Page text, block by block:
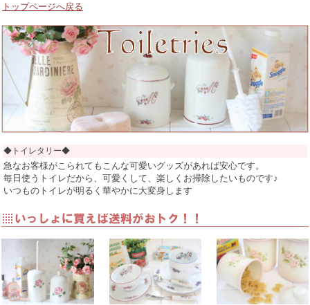
トップページへ戻る
◆トイレタリー◆
急なお客様がこられてもこんな可愛いグッズがあれば安心です。
毎日使うトイレだから、可愛くして、楽しくお掃除したいものです♪
いつものトイレが明るく華やかに大変身します